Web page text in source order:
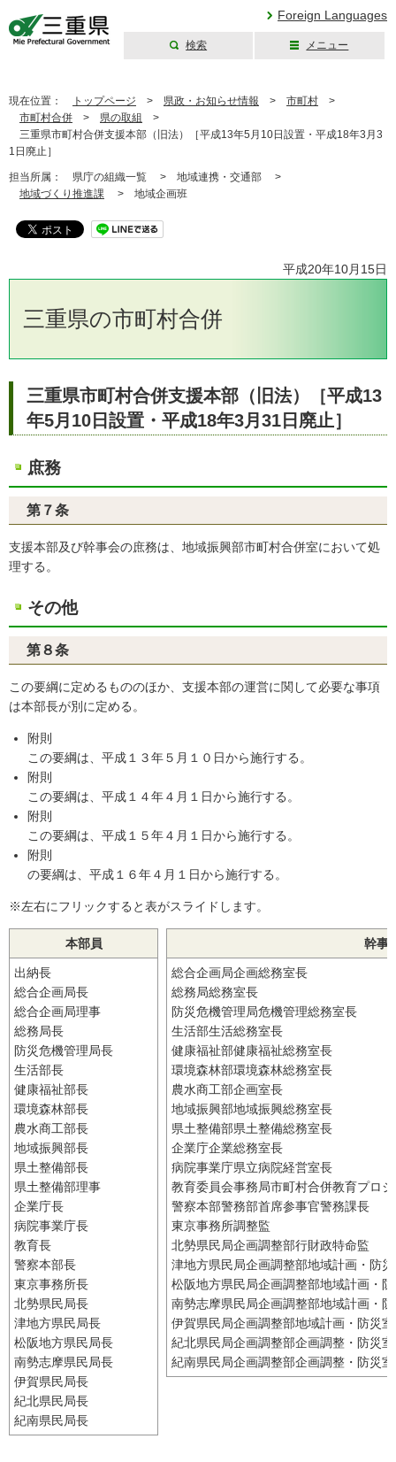
Foreign Languages
検索 メニュー
現在位置： トップページ > 県政・お知らせ情報 > 市町村 >
市町村合併 > 県の取組
>
三重県市町村合併支援本部（旧法）［平成13年5月10日設置・平成18年3月3
1日廃止］
担当所属： 県庁の組織一覧 > 地域連携・交通部 >
地域づくり推進課 > 地域企画班
平成20年10月15日
三重県の市町村合併
三重県市町村合併支援本部（旧法）［平成13
年5月10日設置・平成18年3月31日廃止］
庶務
第７条
支援本部及び幹事会の庶務は、地域振興部市町村合併室において処
理する。
その他
第８条
この要綱に定めるもののほか、支援本部の運営に関して必要な事項
は本部長が別に定める。
附則
この要綱は、平成１３年５月１０日から施行する。
附則
この要綱は、平成１４年４月１日から施行する。
附則
この要綱は、平成１５年４月１日から施行する。
附則
の要綱は、平成１６年４月１日から施行する。
※左右にフリックすると表がスライドします。
本部員
出納長
総合企画局長
総合企画局理事
総務局長
防災危機管理局長
生活部長
健康福祉部長
環境森林部長
農水商工部長
地域振興部長
県土整備部長
県土整備部理事
企業庁長
病院事業庁長
教育長
警察本部長
東京事務所長
北勢県民局長
津地方県民局長
松阪地方県民局長
南勢志摩県民局長
伊賀県民局長
紀北県民局長
紀南県民局長
幹事
総合企画局企画総務室長
総務局総務室長
防災危機管理局危機管理総務室長
生活部生活総務室長
健康福祉部健康福祉総務室長
環境森林部環境森林総務室長
農水商工部企画室長
地域振興部地域振興総務室長
県土整備部県土整備総務室長
企業庁企業総務室長
病院事業庁県立病院経営室長
教育委員会事務局市町村合併教育プロ
警察本部警務部首席参事官警務課長
東京事務所調整監
北勢県民局企画調整部行財政特命監
津地方県民局企画調整部地域計画・防
松阪地方県民局企画調整部地域計画・
南勢志摩県民局企画調整部地域計画・
伊賀県民局企画調整部地域計画・防災
紀北県民局企画調整部企画調整・防災
紀南県民局企画調整部企画調整・防災